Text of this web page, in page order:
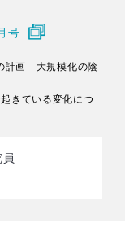
号
計画 大規模化の陰
きている変化につ